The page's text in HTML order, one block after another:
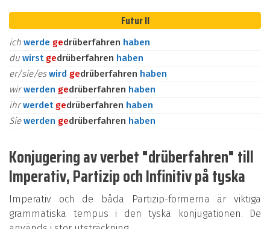
Futur II
ich werde gedrüberfahren haben
du wirst gedrüberfahren haben
er/sie/eswird gedrüberfahren haben
wirwerden gedrüberfahren haben
ihrwerdet gedrüberfahren haben
Siewerden gedrüberfahren haben
Konjugering av verbet "drüberfahren" till
Imperativ, Partizip och Infinitiv på tyska
Imperativ och de båda Partizip-formerna är viktiga
grammatiska tempus i den tyska konjugationen. De